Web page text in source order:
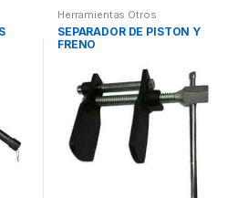
Herramientas Otros
SEPARADOR DE PISTÓN Y
FRENO